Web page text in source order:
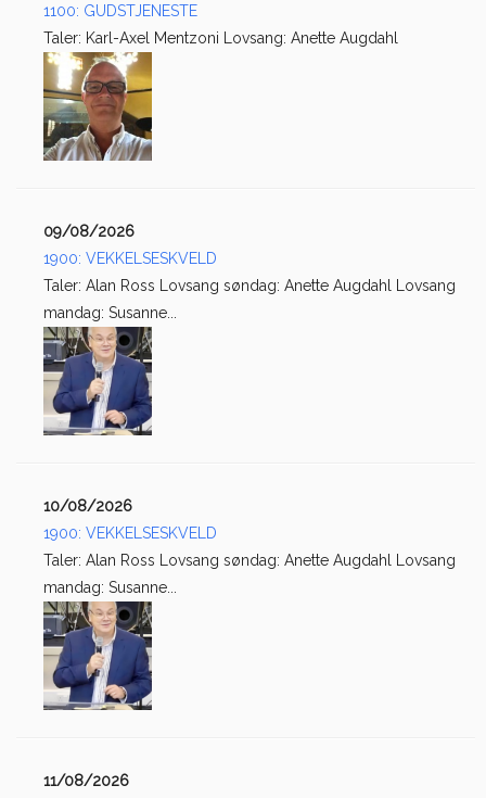
1100: GUDSTJENESTE
Taler: Karl-Axel Mentzoni Lovsang: Anette Augdahl
09/08/2026
1900: VEKKELSESKVELD
Taler: Alan Ross Lovsang søndag: Anette Augdahl Lovsang
mandag: Susanne...
10/08/2026
1900: VEKKELSESKVELD
Taler: Alan Ross Lovsang søndag: Anette Augdahl Lovsang
mandag: Susanne...
11/08/2026